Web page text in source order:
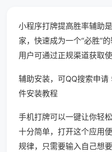
小程序打牌提高胜率辅助
家，快速成为一个“必胜”
用户可通过正规渠道获取使
辅助安装，可QQ搜索申
件安装教程
手机打牌可以一键让你轻
十分简单，打开这个应用
规律，只需要输入自己想